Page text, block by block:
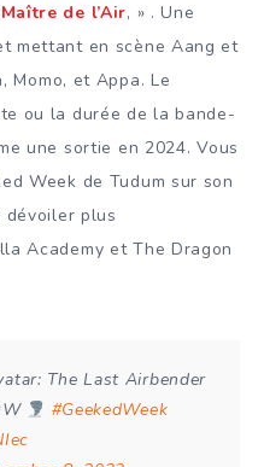
de l’Air, » . Une
mettant en scène Aang et
Momo, et Appa. Le
ou la durée de la bande-
une sortie en 2024. Vous
Week de Tudum sur son
plus
Academy et The Dragon
The Last Airbender
#GeekedWeek